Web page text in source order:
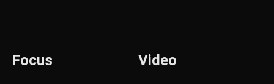
Focus Video